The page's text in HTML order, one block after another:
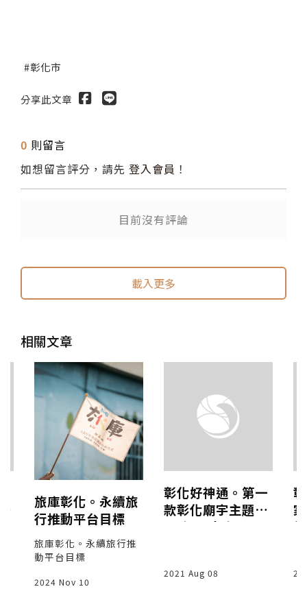
彰化市
分享此文章
0 則留言
如想留言評分，請先 登入會員 ！
目前沒有評論
載入更多
相關文章
旅庫彰化。永續旅
行推動平台目標
旅庫彰化。永續旅行推
動平台目標
2024 Nov 10
彰化好神通。第一
款彰化廟宇主題LI
NE機器人來囉！
2021 Aug 08